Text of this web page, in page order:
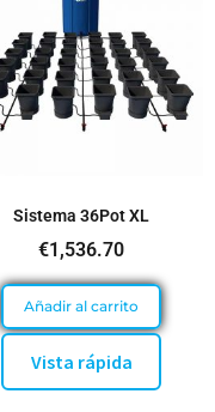
Sistema 36Pot XL
€1,536.70
Añadir al carrito
Vista rápida